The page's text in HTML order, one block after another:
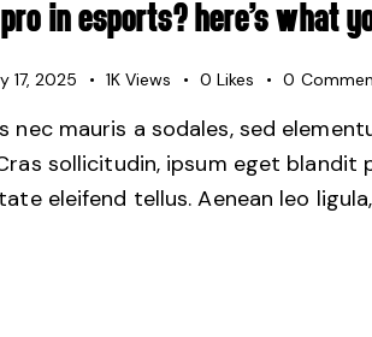
IN ESPORTS? HERE’S WHAT
17, 2025 1K Views 0 Likes 0
nec mauris a sodales, sed
sollicitudin, ipsum eget blandit
eleifend tellus. Aenean leo